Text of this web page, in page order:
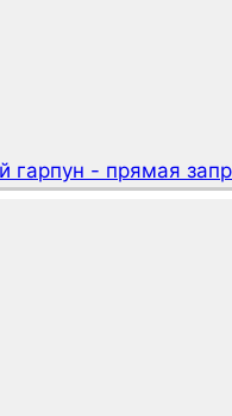
гарпун - прямая